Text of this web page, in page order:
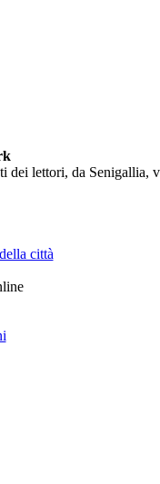
dei lettori, da Senigallia,
città